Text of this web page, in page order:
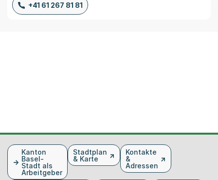
+41 61 267 81 81
FusszeileKanton
Basel-
Stadt als
Arbeitgeber
Stadtplan
& Karte
Kontakte
&
Adressen